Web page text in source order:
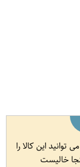
این کالا را
خالیست